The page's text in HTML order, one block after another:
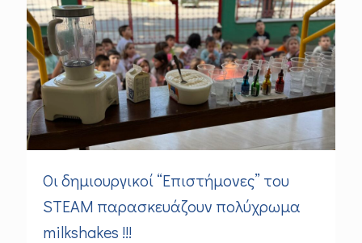
Οι δημιουργικοί “Επιστήμονες” του
STEAM παρασκευάζουν πολύχρωμα
milkshakes !!!